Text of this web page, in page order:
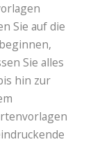
Sie auf die
Sie alles
hin zur